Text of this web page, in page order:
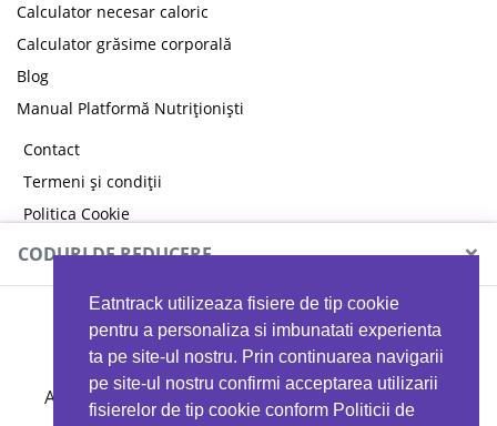
Eatntrack utilizeaza fisiere de tip cookie
pentru a personaliza si imbunatati experienta
ta pe site-ul nostru. Prin continuarea navigarii
pe site-ul nostru confirmi acceptarea utilizarii
fisierelor de tip cookie conform Politicii de
Calculator necesar caloric
Calculator grăsime corporală
Blog
Manual Platformă Nutriționiști
Contact
Termeni și condiții
Politica Cookie
Politica de confidențialitate
CODURI DE REDUCERE ×
MYPROTEIN
Ai 40%reducere la orice comandă folosind codul